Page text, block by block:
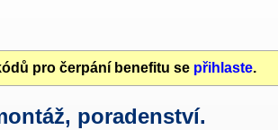
pro čerpání benefitu se přihlaste.
poradenství.